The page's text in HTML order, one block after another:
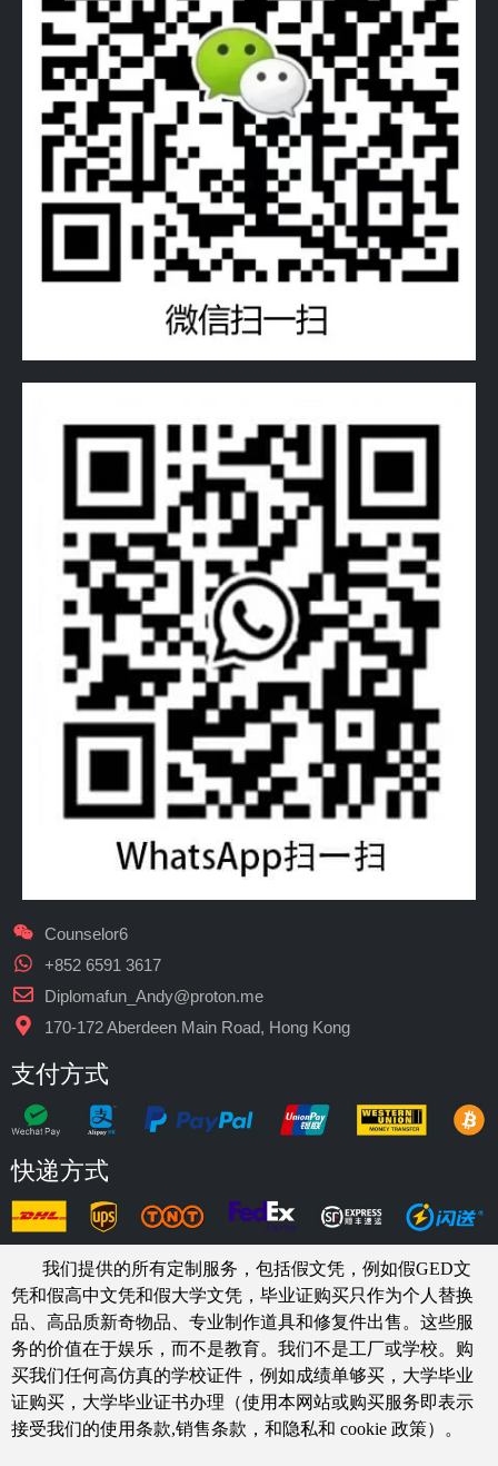
Counselor6
+852 6591 3617
Diplomafun_Andy@proton.me
170-172 Aberdeen Main Road, Hong Kong
支付方式
快递方式
我们提供的所有定制服务，包括假文凭，例如假GED文
凭和假高中文凭和假大学文凭， 毕业证购买只作为个人替换
品、高品质新奇物品、专业制作道具和修复件出售。这些服
务的价值在于娱乐，而不是教育。我们不是工厂或学校。购
买我们任何高仿真的学校证件，例如成绩单够买 ，大学毕业
证购买，大学毕业证书办理（使用本网站或购买服务即表示
接受我们的使用条款,销售条款，和隐私和 cookie 政策）。